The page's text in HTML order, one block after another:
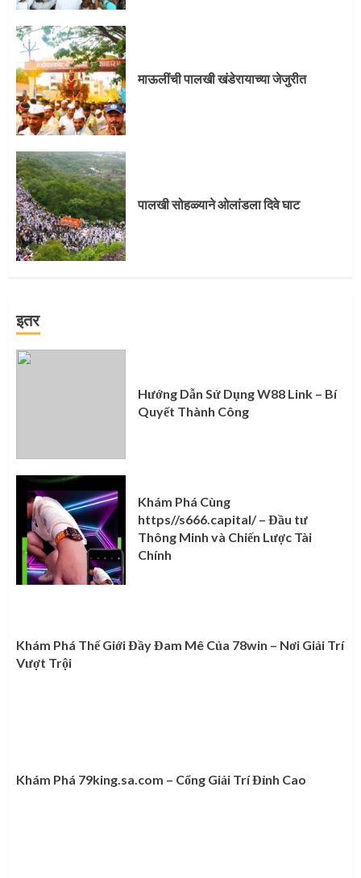
माऊलींची पालखी खंडेरायाच्या जेजुरीत
पालखी सोहळ्याने ओलांडला दिवे घाट
इतर
Hướng Dẫn Sử Dụng W88 Link – Bí
Quyết Thành Công
Khám Phá Cùng
https//s666.capital/ – Đầu tư
Thông Minh và Chiến Lược Tài
Chính
Khám Phá Thế Giới Đầy Đam Mê Của 78win – Nơi Giải Trí
Vượt Trội
Khám Phá 79king.sa.com – Cổng Giải Trí Đỉnh Cao